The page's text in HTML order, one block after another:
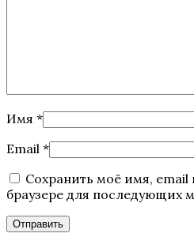
Имя *
Email *
Сохранить моё имя, email
браузере для последующих